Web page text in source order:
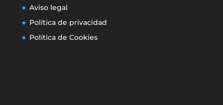
Aviso legal
Política de privacidad
Política de Cookies